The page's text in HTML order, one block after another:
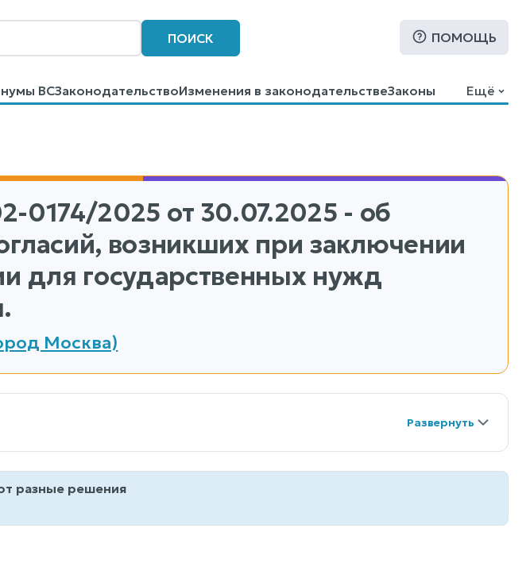
ПОИСК ПОМОЩЬ
ВСЗаконодательствоИзменения в законодательствеЗаконы
Ещё
0174/2025 от 30.07.2025 - об
возникших при заключении
для государственных нужд
Москва)
разные решения